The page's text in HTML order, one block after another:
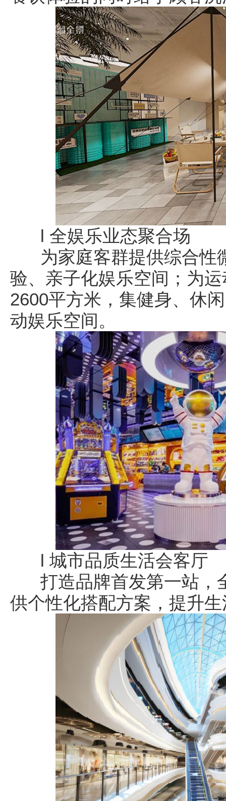
l 全娱乐业态聚合场
为家庭客群提供综合性
验、亲子化娱乐空间；为
2600平方米，集健身、休
动娱乐空间。
l 城市品质生活会客厅
打造品牌首发第一站，
供个性化搭配方案，提升